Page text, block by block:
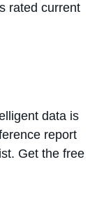
rated current
data is
report
Get the free